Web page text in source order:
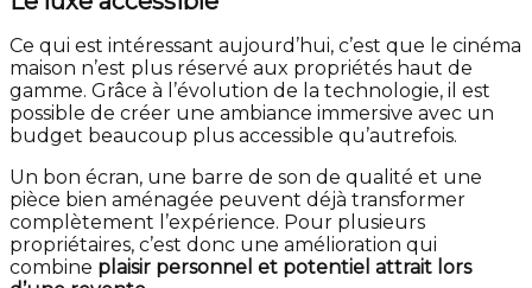
Ce qui est intéressant aujourd’hui, c’est que le cinéma
maison n’est plus réservé aux propriétés haut de
gamme. Grâce à l’évolution de la technologie, il est
possible de créer une ambiance immersive avec un
budget beaucoup plus accessible qu’autrefois.
Un bon écran, une barre de son de qualité et une
pièce bien aménagée peuvent déjà transformer
complètement l’expérience. Pour plusieurs
propriétaires, c’est donc une amélioration qui
combine plaisir personnel et potentiel attrait lors